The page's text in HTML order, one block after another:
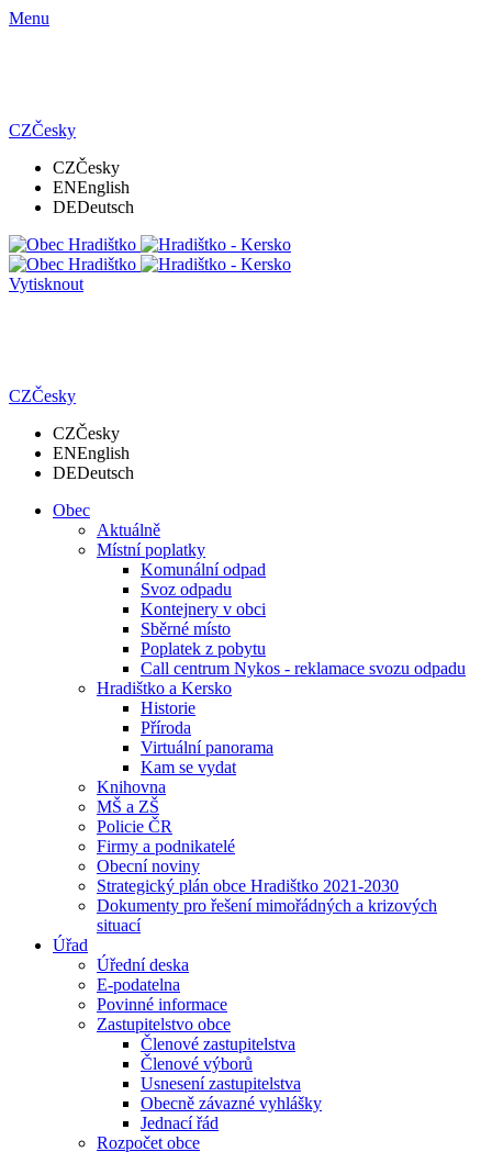
Menu
CZČesky
CZČesky
ENEnglish
DEDeutsch
Vytisknout
CZČesky
CZČesky
ENEnglish
DEDeutsch
Obec
Aktuálně
Místní poplatky
Komunální odpad
Svoz odpadu
Kontejnery v obci
Sběrné místo
Poplatek z pobytu
Call centrum Nykos - reklamace svozu odpadu
Hradištko a Kersko
Historie
Příroda
Virtuální panorama
Kam se vydat
Knihovna
MŠ a ZŠ
Policie ČR
Firmy a podnikatelé
Obecní noviny
Strategický plán obce Hradištko 2021-2030
Dokumenty pro řešení mimořádných a krizových
situací
Úřad
Úřední deska
E-podatelna
Povinné informace
Zastupitelstvo obce
Členové zastupitelstva
Členové výborů
Usnesení zastupitelstva
Obecně závazné vyhlášky
Jednací řád
Rozpočet obce